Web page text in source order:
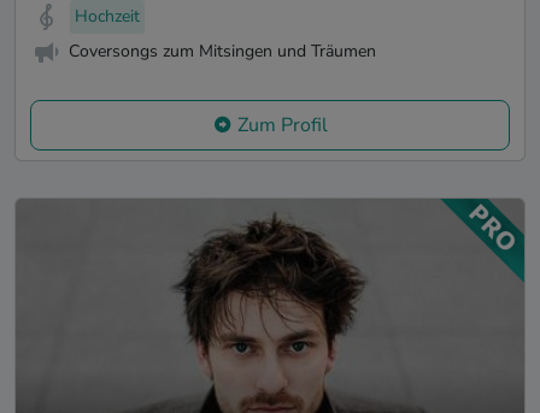
Hochzeit
Coversongs zum Mitsingen und Träumen
Zum Profil